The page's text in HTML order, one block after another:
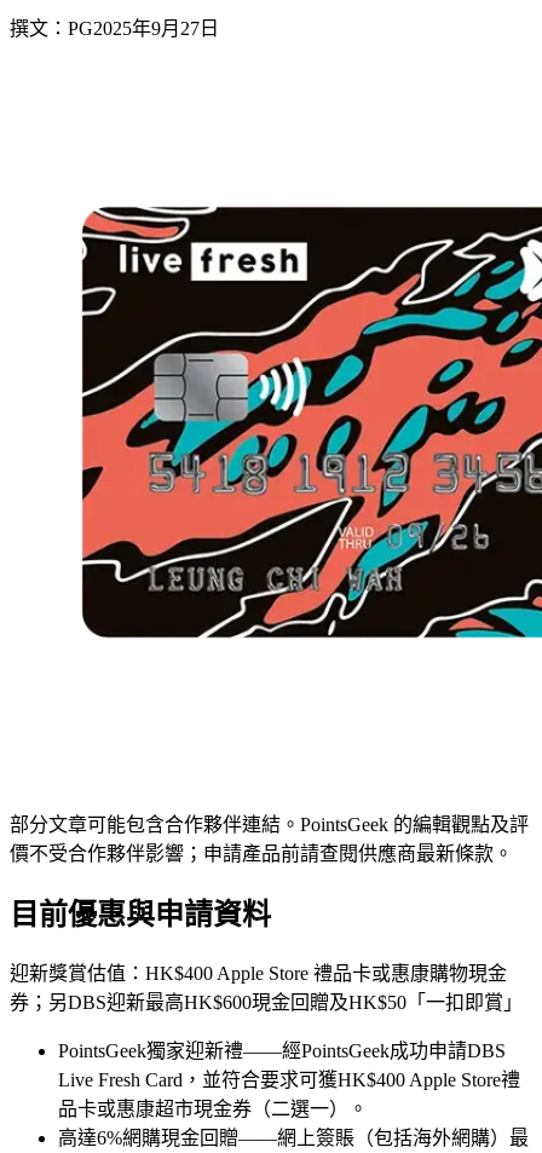
撰文： PG2025年9月27日
部分文章可能包含合作夥伴連結。PointsGeek 的編輯觀點及評
價不受合作夥伴影響；申請產品前請查閱供應商最新條款。
目前優惠與申請資料
迎新獎賞估值：HK$400 Apple Store 禮品卡或惠康購物現金
券；另DBS迎新最高HK$600現金回贈及HK$50「一扣即賞」
PointsGeek獨家迎新禮——經PointsGeek成功申請DBS
Live Fresh Card，並符合要求可獲HK$400 Apple Store禮
品卡或惠康超市現金券（二選一）。
高達6%網購現金回贈——網上簽賬（包括海外網購）最